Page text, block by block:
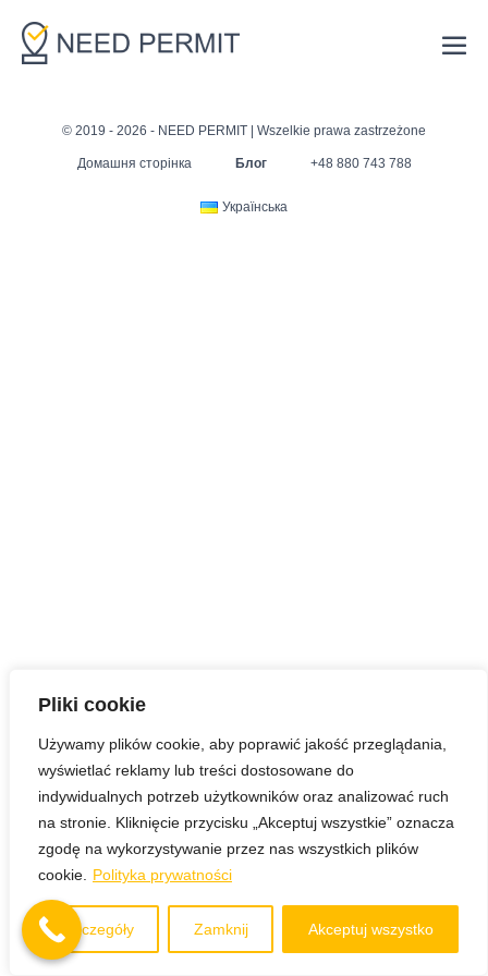
Pliki cookie
Używamy plików cookie, aby poprawić jakość przeglądania,
wyświetlać reklamy lub treści dostosowane do
indywidualnych potrzeb użytkowników oraz analizować ruch
na stronie. Kliknięcie przycisku „Akceptuj wszystkie” oznacza
zgodę na wykorzystywanie przez nas wszystkich plików
cookie.
Polityka prywatności
Szczegóły Zamknij Akceptuj wszystko
© 2019 - 2026 - NEED PERMIT | Wszelkie prawa zastrzeżone
Домашня сторінка Блог +48 880 743 788
Українська